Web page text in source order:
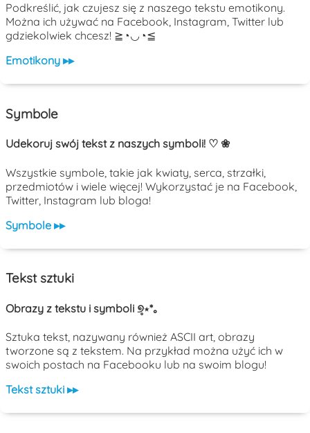
Podkreślić, jak czujesz się z naszego tekstu emotikony.
Można ich używać na Facebook, Instagram, Twitter lub
gdziekolwiek chcesz! ≧◔◡◔≦
Emotikony ▸▸
Symbole
Udekoruj swój tekst z naszych symboli! ♡ ❀
Wszystkie symbole, takie jak kwiaty, serca, strzałki,
przedmiotów i wiele więcej! Wykorzystać je na Facebook,
Twitter, Instagram lub bloga!
Symbole ▸▸
Tekst sztuki
Obrazy z tekstu i symboli ୭̥⋆*｡
Sztuka tekst, nazywany również ASCII art, obrazy
tworzone są z tekstem. Na przykład można użyć ich w
swoich postach na Facebooku lub na swoim blogu!
Tekst sztuki ▸▸